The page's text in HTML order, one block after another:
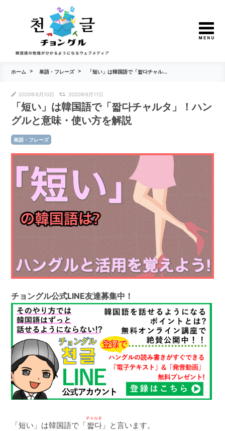
ホーム 単語・フレーズ 「短い」は韓国語で「짧다チャル...
2020年6月10日 2020年6月11日
「短い」は韓国語で「짧다チャルタ」！ハン
グルと意味・使い方を解説
単語・フレーズ
チョングル公式LINE友達募集中！
「短い」は韓国語で「짧다
チャルタ
」と言います。